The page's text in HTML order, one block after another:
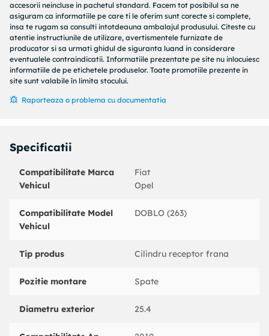
Specificatii produs:
Diametru [mm] : 25,4
Material : aluminiu
Cod MAPP disponibil :
An fabricatie de la : 01/2015
Partea de montare : puntea spate
FIAT : 77365348
OPEL : 550023
OPEL : 95512092
BOSCH : 0986475971
CAR : 3124
CIFAM : 101969
LPR : 5189
METELLI : 040969
accesorii neincluse in pachetul standard. Facem tot posibilul sa ne
asiguram ca informatiile pe care ti le oferim sunt corecte si complete,
insa te rugam sa consulti intotdeauna ambalajul produsului. Citeste cu
atentie instructiunile de utilizare, avertismentele furnizate de
producator si sa urmati ghidul de siguranta luand in considerare
eventualele contraindicatii. Informatiile prezentate pe site nu inlocuiesc
informatiile de pe etichetele produselor. Toate promotiile prezente in
site sunt valabile în limita stocului.
Raporteaza o problema cu documentatia
Specificatii
Compatibilitate Marca
Vehicul
Fiat
Opel
Compatibilitate Model
Vehicul
DOBLO (263)
Tip produs Cilindru receptor frana
Pozitie montare Spate
Diametru exterior 25.4